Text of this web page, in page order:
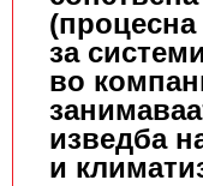
(процесна
за
во
изведба
и